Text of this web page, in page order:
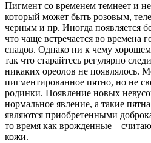
Пигмент со временем темнеет и
который может быть розовым,
черным и пр. Иногда появляется
что чаще встречается во времена
спадов. Однако ни к чему
так что старайтесь регулярно
никаких ореолов не появлялось.
пигментированное пятно, но не
родинки. Появление новых
нормальное явление, а такие
являются приобретенными
то время как врожденные –
кожи.